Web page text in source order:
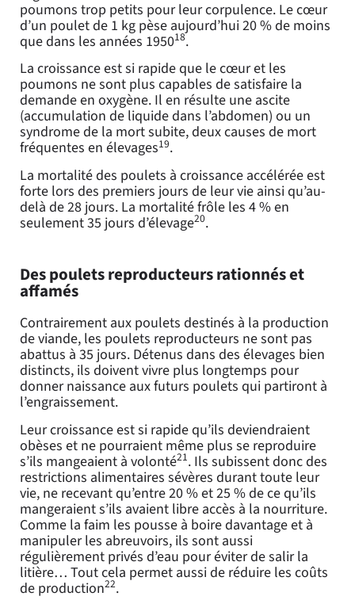
poumons trop petits pour leur corpulence. Le cœur
d’un poulet de 1 kg pèse aujourd’hui 20 % de moins
que dans les années 195018.
La croissance est si rapide que le cœur et les
poumons ne sont plus capables de satisfaire la
demande en oxygène. Il en résulte une ascite
(accumulation de liquide dans l’abdomen) ou un
syndrome de la mort subite, deux causes de mort
fréquentes en élevages19.
La mortalité des poulets à croissance accélérée est
forte lors des premiers jours de leur vie ainsi qu’au-
delà de 28 jours. La mortalité frôle les 4 % en
seulement 35 jours d’élevage20.
Des poulets reproducteurs rationnés et
affamés
Contrairement aux poulets destinés à la production
de viande, les poulets reproducteurs ne sont pas
abattus à 35 jours. Détenus dans des élevages bien
distincts, ils doivent vivre plus longtemps pour
donner naissance aux futurs poulets qui partiront à
l’engraissement.
Leur croissance est si rapide qu’ils deviendraient
obèses et ne pourraient même plus se reproduire
s’ils mangeaient à volonté21. Ils subissent donc des
restrictions alimentaires sévères durant toute leur
vie, ne recevant qu’entre 20 % et 25 % de ce qu’ils
mangeraient s’ils avaient libre accès à la nourriture.
Comme la faim les pousse à boire davantage et à
manipuler les abreuvoirs, ils sont aussi
régulièrement privés d’eau pour éviter de salir la
litière… Tout cela permet aussi de réduire les coûts
de production22.